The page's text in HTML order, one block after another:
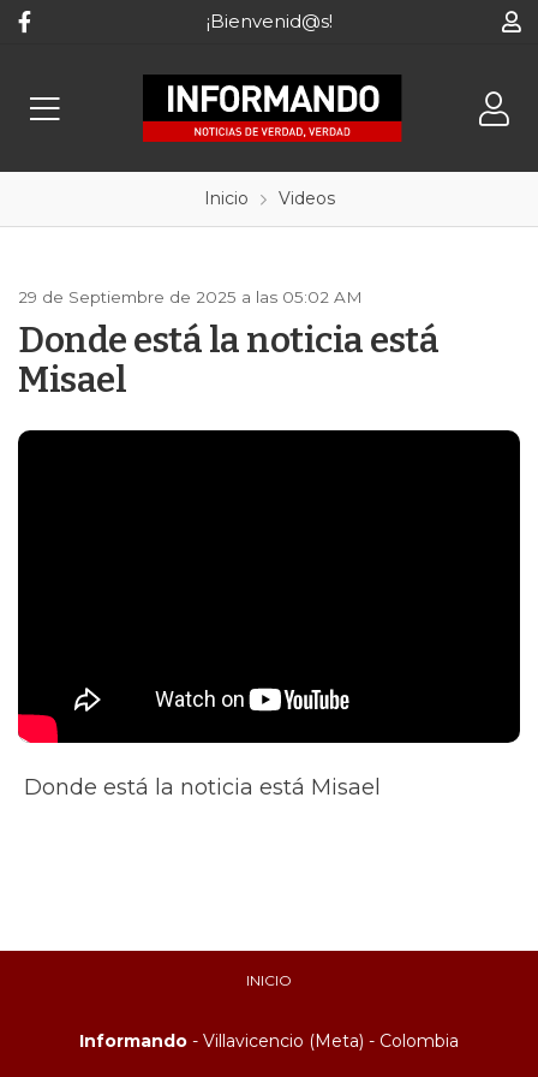
¡Bienvenid@s!
Inicio Videos
29 de Septiembre de 2025 a las 05:02 AM
Donde está la noticia está
Misael
Donde está la noticia está Misael
INICIO
Informando - Villavicencio (Meta) - Colombia